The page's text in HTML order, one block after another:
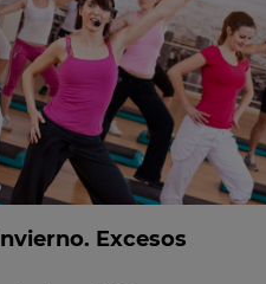
Excesos